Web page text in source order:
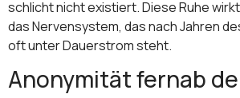
schlicht nicht existiert. Diese Ruhe
das Nervensystem, das nach Jahren
oft unter Dauerstrom steht.
Anonymität fernab